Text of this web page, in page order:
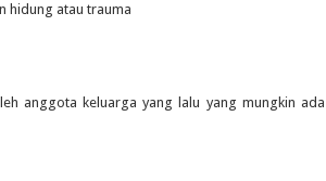
hidung atau trauma
anggota keluarga yang lalu yang mungkin ada